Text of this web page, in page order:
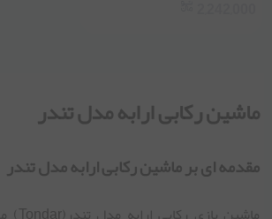
ماشین رکابی ارابه مدل تندر
مقدمه ای بر ماشین رکابی ارابه مدل تندر